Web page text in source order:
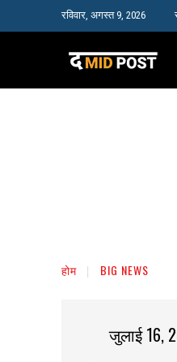
रविवार, अगस्त 9, 2026
होम BIG NEWS
जुलाई 16,